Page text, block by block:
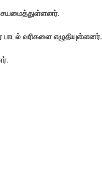
வரிகளை எழுதியுள்ளனர்.